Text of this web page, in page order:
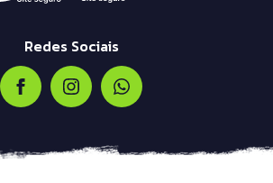
Redes Sociais